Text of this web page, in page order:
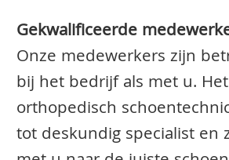
Gekwalificeerde
Onze medewerkers zijn
bij het bedrijf als met u.
orthopedisch
tot deskundig specialist en